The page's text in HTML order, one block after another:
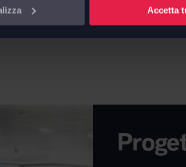
Accetta